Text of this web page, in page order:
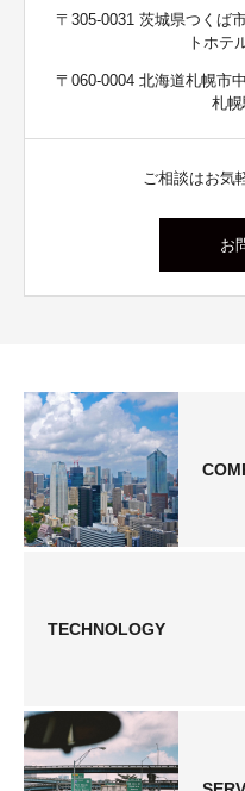
〒305-0031 茨城県つくば
トホテ
〒060-0004 北海道札幌市
札
ご相談はお気
お
TECHNOLOGY